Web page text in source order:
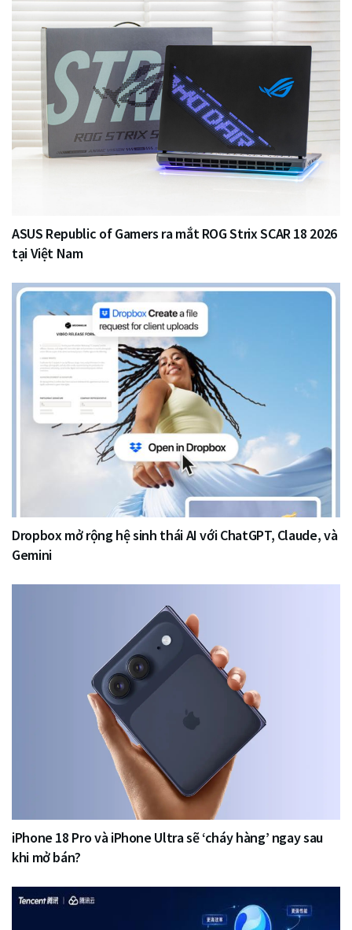
ASUS Republic of Gamers ra mắt ROG Strix SCAR 18 2026
tại Việt Nam
Dropbox mở rộng hệ sinh thái AI với ChatGPT, Claude, và
Gemini
iPhone 18 Pro và iPhone Ultra sẽ ‘cháy hàng’ ngay sau
khi mở bán?